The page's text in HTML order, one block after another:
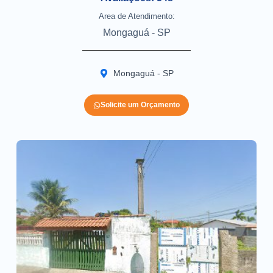
Area de Atendimento:
Mongaguá - SP
Mongaguá - SP
Solicite um Orçamento